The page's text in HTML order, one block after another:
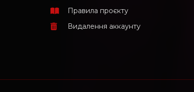
Правила проєкту
Видалення аккаунту